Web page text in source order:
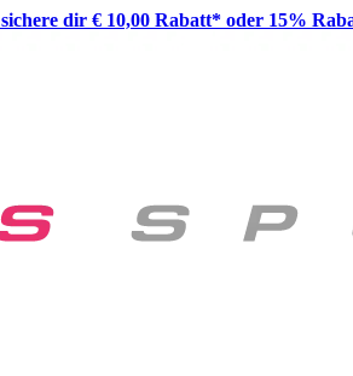
sichere dir € 10,00 Rabatt* oder 15%